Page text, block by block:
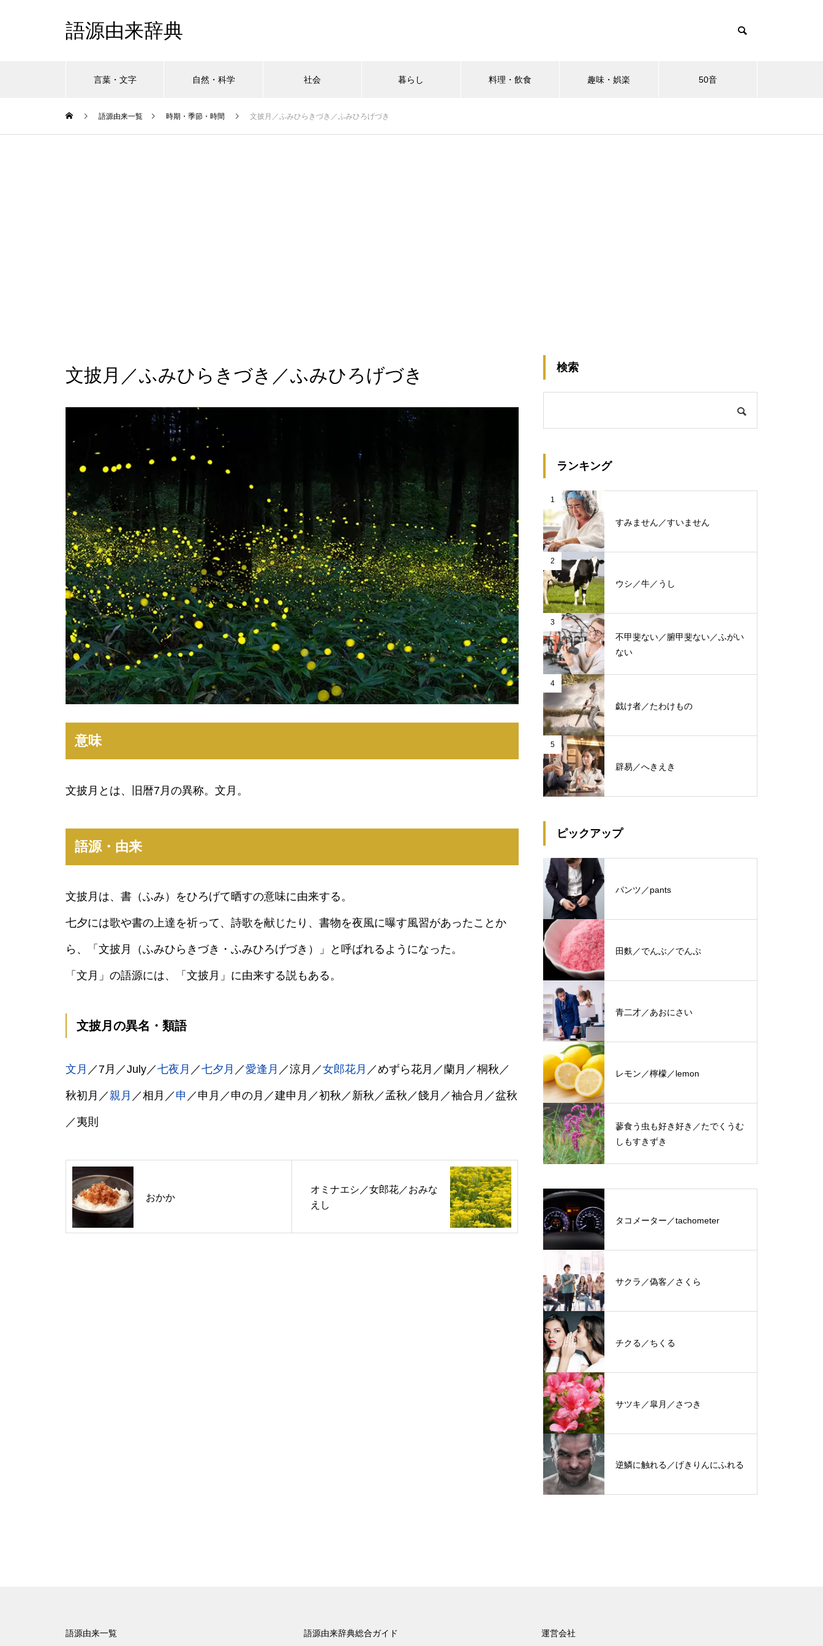
語源由来辞典
言葉・文字 自然・科学 社会 暮らし 料理・飲食 趣味・娯楽 50音
語源由来一覧 時期・季節・時間 文披月／ふみひらきづき／ふみひろげづき
文披月／ふみひらきづき／ふみひろげづき
意味
文披月とは、旧暦7月の異称。文月。
語源・由来
文披月は、書（ふみ）をひろげて晒すの意味に由来する。
七夕には歌や書の上達を祈って、詩歌を献じたり、書物を夜風に曝す風習があったことか
ら、「文披月（ふみひらきづき・ふみひろげづき）」と呼ばれるようになった。
「文月」の語源には、「文披月」に由来する説もある。
文披月の異名・類語
文月 ／7月／July／七夜月 ／七夕月 ／愛逢月 ／涼月／女郎花月 ／めずら花月／蘭月／桐秋／
秋初月／親月 ／相月／ 申 ／申月／申の月／建申月／初秋／新秋／孟秋／餞月／袖合月／盆秋
／夷則
おかか
オミナエシ／女郎花／おみな
えし
検索
ランキング
1
すみません／すいません
2
ウシ／牛／うし
3
不甲斐ない／腑甲斐ない／ふがい
ない
4
戯け者／たわけもの
5
辟易／へきえき
ピックアップ
パンツ／pants
田麩／でんぶ／でんぷ
青二才／あおにさい
レモン／檸檬／lemon
蓼食う虫も好き好き／たでくうむ
しもすきずき
タコメーター／tachometer
サクラ／偽客／さくら
チクる／ちくる
サツキ／皐月／さつき
逆鱗に触れる／げきりんにふれる
語源由来一覧 語源由来辞典総合ガイド 運営会社